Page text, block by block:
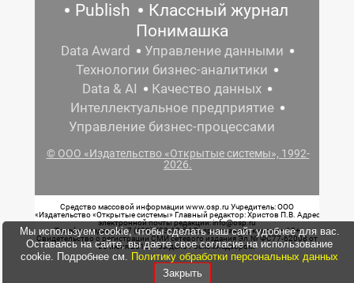
Publish
Классный журнал
Понимашка
Data Award
Управление данными
Технологии бизнес-аналитики
Data & AI
Качество данных
Интеллектуальное предприятие
Управление бизнес-процессами
© ООО «Издательство «Открытые системы», 1992-
2026.
Средство массовой информации www.osp.ru Учредитель: ООО
«Издательство «Открытые системы» Главный редактор: Христов П.В. Адрес
электронной почты редакции: info@osp.ru
Телефон редакции: 7 (499) 703-18-54 Возрастная маркировка: 12+
Свидетельство о регистрации СМИ сетевого издания Эл.№ ФС77-62008 от
05 июня 2015 г. выдано Роскомнадзором.
Мы используем cookie, чтобы сделать наш сайт удобнее для вас.
Оставаясь на сайте, вы даете свое согласие на использование
cookie. Подробнее см. Политику обработки персональных данных
Закрыть